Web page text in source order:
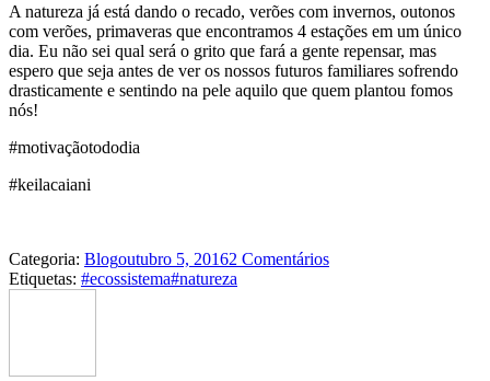
A natureza já está dando o recado, verões com invernos, outonos
com verões, primaveras que encontramos 4 estações em um único
dia. Eu não sei qual será o grito que fará a gente repensar, mas
espero que seja antes de ver os nossos futuros familiares sofrendo
drasticamente e sentindo na pele aquilo que quem plantou fomos
nós!
#motivaçãotododia
#keilacaiani
Categoria: Blogoutubro 5, 20162 Comentários
Etiquetas: #ecossistema#natureza